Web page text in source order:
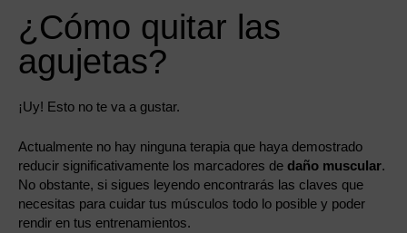
¿Cómo quitar las
agujetas?
¡Uy! Esto no te va a gustar.
Actualmente no hay ninguna terapia que haya demostrado
reducir significativamente los marcadores de daño muscular.
No obstante, si sigues leyendo encontrarás las claves que
necesitas para cuidar tus músculos todo lo posible y poder
rendir en tus entrenamientos.